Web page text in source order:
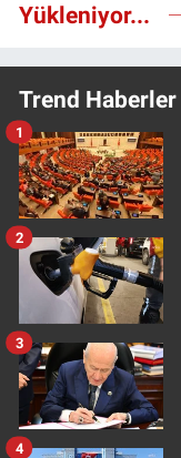
Yükleniyor...
Trend Haberler
1
2
3
4